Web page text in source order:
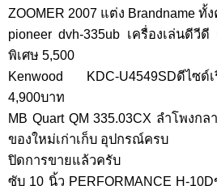
ZOOMER 2007 แต่ง Brandname ทั้
pioneer dvh-335ub เครื่องเล่นดี
พิเศษ 5,500
Kenwood KDC-U4549SDดีไซด์เ
4,900บาท
MB Quart QM 335.03CX ลำโพง
ของใหม่เก่าเก็บ อุปกรณ์ครบ
ปิดการขายแล้วครับ
ซับ 10 นิ้ว PERFORMANCE H-